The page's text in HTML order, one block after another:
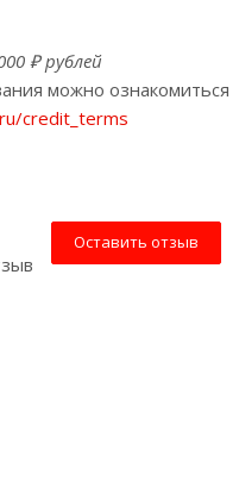
₽ рублей
можно ознакомиться
credit_terms
Оставить отзыв